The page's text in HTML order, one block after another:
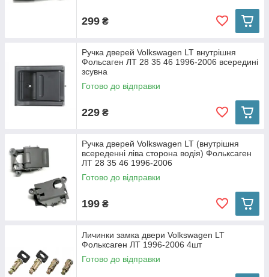
299 ₴
Ручка дверей Volkswagen LT внутрішня
Фольсаген ЛТ 28 35 46 1996-2006 всередині
зсувна
Готово до відправки
229 ₴
Ручка дверей Volkswagen LT (внутрішня
всереденні ліва сторона водія) Фольксаген
ЛТ 28 35 46 1996-2006
Готово до відправки
199 ₴
Личинки замка двери Volkswagen LT
Фольксаген ЛТ 1996-2006 4шт
Готово до відправки